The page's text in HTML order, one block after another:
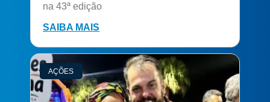
na 43ª edição
SAIBA MAIS
AÇÕES